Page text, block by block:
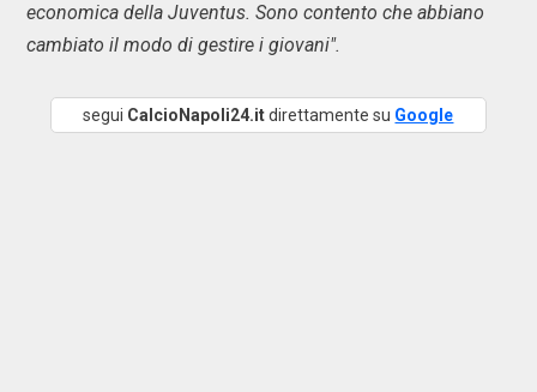
economica della Juventus. Sono contento che abbiano
cambiato il modo di gestire i giovani".
segui CalcioNapoli24.itdirettamente su Google